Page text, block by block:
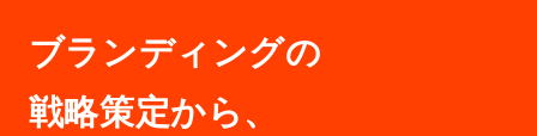
ブランディングの
戦略策定から、